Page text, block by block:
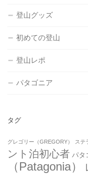
登山グッズ
初めての登山
登山レポ
パタゴニア
タグ
グレゴリー（GREGORY） ステ
ント泊初心者 パタ
（Patagonia）